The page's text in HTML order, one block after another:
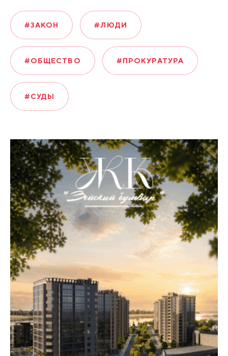
#ЗАКОН #ЛЮДИ
#ОБЩЕСТВО #ПРОКУРАТУРА
#СУДЫ